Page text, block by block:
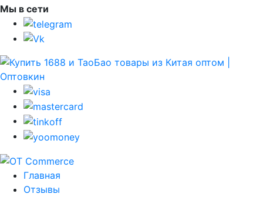
Мы в сети
Главная
Отзывы